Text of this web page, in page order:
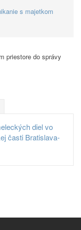
s majetkom
priestore do správy
diel vo
časti Bratislava-